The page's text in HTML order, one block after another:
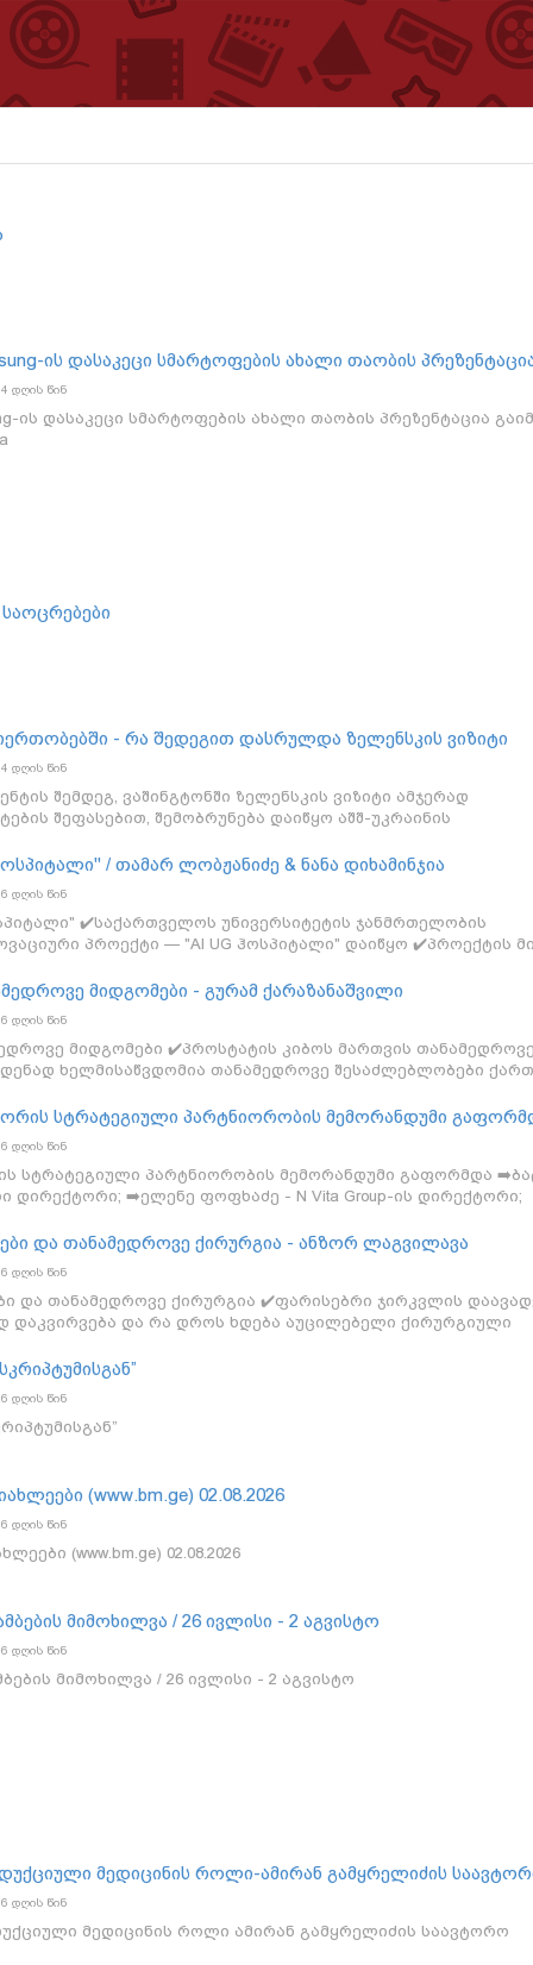
ის დასაკეცი სმარტოფების ახალი თაობის
4 დღის წინ
ის დასაკეცი სმარტოფების ახალი თაობის პრეზენტაცია
- რა შედეგით დასრულდა ზელენსკის ვიზიტი
4 დღის წინ
შემდეგ, ვაშინგტონში ზელენსკის ვიზიტი ამჯერად
შეფასებით, შემობრუნება დაიწყო აშშ-უკრაინის
მკაცრი სანქციები. რამ შეცვალა ტრამპის განწყობები
უკრაინული დრონების თავდასხმები და ირანის ომი ორი
#BusinessMediaGeorgia
/ თამარ ლობჟანიძე & ნანა დიხამინჯია
6 დღის წინ
✔️საქართველოს უნივერსიტეტის ჯანმრთელობის
პროექტი — "AI UG ჰოსპიტალი" დაიწყო ✔️პროექტის
ეკოსისტემის შექმნა; სტუმრები: ➡️თამარ ლობჟანიძე -
მეცნიერებების სკოლის დირექტორი; ➡️ნანა
პროფესორი; ინტერვიუერი: ეკა სარია - BMG;
მიდგომები - გურამ ქარაზანაშვილი
6 დღის წინ
მიდგომები ✔️პროსტატის კიბოს მართვის თანამედროვე
ხელმისაწვდომია თანამედროვე შესაძლებლობები
ინდივიდუალური გეგმის შერჩევა? ✔️რობოტული
სტუმარი: გურამ ქარაზანაშვილი - ონკო-უროლოგი,
გადაცემის წამყვანები: არსენ სებისკვერაძე და ნინი
შორის სტრატეგიული პარტნიორობის მემორანდუმი
6 დღის წინ
სტრატეგიული პარტნიორობის მემორანდუმი გაფორმდა
დირექტორი; ➡️ელენე ფოფხაძე - N Vita Group-ის დირექტორი;
- Liv Hospital-ის სერვისების დეპარტამენტის
ის ბიზნეს განვითარების დირექტორი; #ახალიამბები
და თანამედროვე ქირურგია - ანზორ ლაგვილავა
6 დღის წინ
და თანამედროვე ქირურგია ✔️ფარისებრი ჯირკვლის
დაკვირვება და რა დროს ხდება აუცილებელი ქირურგიული
უსაფრთხოების გასაზრდელად? ✔️რა არის
და რა უპირატესობა აქვს მას პაციენტის უსაფრთხოებისა
სტუმარი: ანზორ ლაგვილავა - ნიუ
მედიცინის აკადემიური დოქტორი; გადაცემის წამყვანები:
6 დღის წინ
(www.bm.ge) 02.08.2026
6 დღის წინ
(www.bm.ge) 02.08.2026
მიმოხილვა / 26 ივლისი - 2 აგვისტო
6 დღის წინ
მიმოხილვა / 26 ივლისი - 2 აგვისტო
მედიცინის როლი-ამირან გამყრელიძის
6 დღის წინ
მედიცინის როლი ამირან გამყრელიძის საავტორო